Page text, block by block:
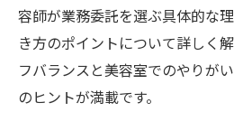
容師が業務委託を選ぶ具体的な
き方のポイントについて詳しく
フバランスと美容室でのやりが
のヒントが満載です。